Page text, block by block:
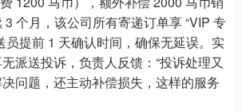
个月，该公司所有寄递订单享 “VIP 专
员提前 1 天确认时间，确保无延误。实
派送投诉，负责人反馈：“投诉处理又
问题，还主动补偿损失，这样的服务